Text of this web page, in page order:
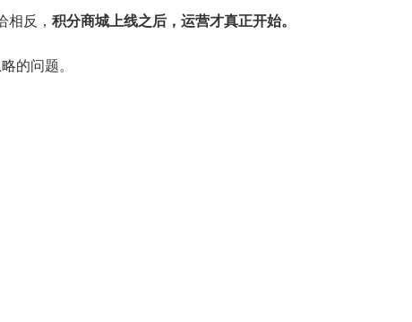
相反， 积分商城上线之后，运营才真正开始。
的问题。